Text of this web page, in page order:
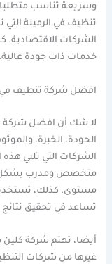
وسريعة تناسب
تنظيف في الرميلة
الشركات الاقتصادية.
خدمات ذات جودة
افضل شركة تنظيف في
لا شك أن افضل شركة
الجودة، الخبرة،
الشركات التي تلبي
متخصص ومدرب بشكل
مستوى. كذلك، تستخدم
تساعد في تحقيق نتائج
أيضا، تهتم شركة كلين
غيرها من شركات